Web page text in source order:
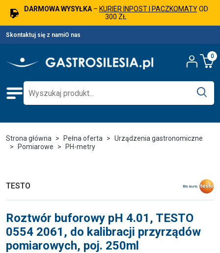
DARMOWA WYSYŁKA– KURIER INPOST I PACZKOMATYOD
300 ZŁ
Skontaktuj się z namiO nas
0
Strona główna Pełna oferta
Urządzenia gastronomiczne
Pomiarowe
PH-metry
TESTO
Roztwór buforowy pH 4.01, TESTO
0554 2061, do kalibracji przyrządów
pomiarowych, poj. 250ml